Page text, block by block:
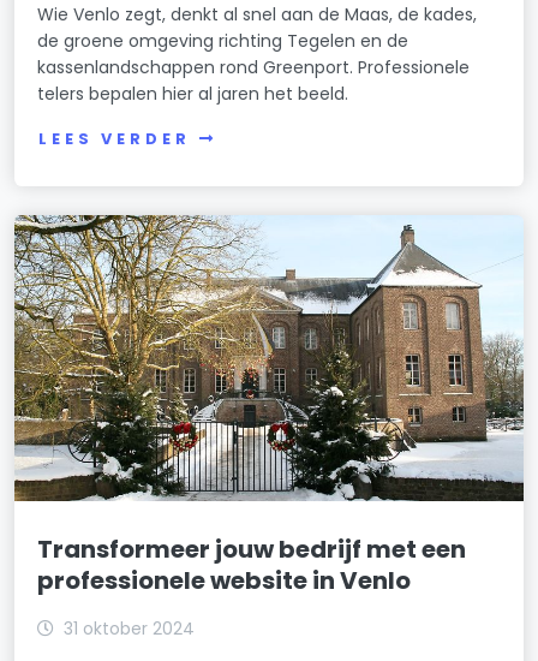
Wie Venlo zegt, denkt al snel aan de Maas, de kades,
de groene omgeving richting Tegelen en de
kassenlandschappen rond Greenport. Professionele
telers bepalen hier al jaren het beeld.
LEES VERDER
Transformeer jouw bedrijf met een
professionele website in Venlo
31 oktober 2024